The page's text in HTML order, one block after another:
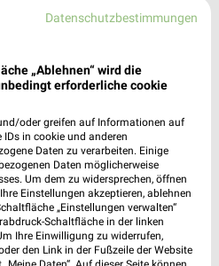
Gültig bis Fr. 14.08.
Datenschutzbestimmungen
„Ablehnen“ wird die
erforderliche cookie
oder greifen auf Informationen auf
IDs in cookie und anderen
Daten zu verarbeiten. Einige
Daten möglicherweise
Um dem zu widersprechen, öffnen
Einstellungen akzeptieren, ablehnen
„Einstellungen verwalten“
Schaltfläche in der linken
Ihre Einwilligung zu widerrufen,
den Link in der Fußzeile der Website